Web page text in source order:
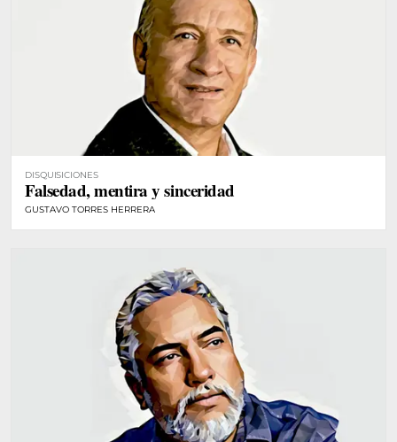
DISQUISICIONES
Falsedad, mentira y sinceridad
GUSTAVO TORRES HERRERA